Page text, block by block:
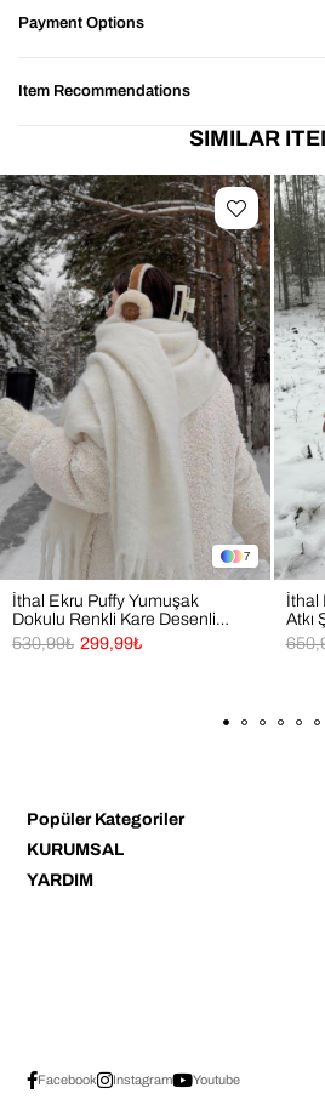
Payment Options
Item Recommendations
SIMILAR
7
İthal Ekru Puffy Yumuşak
Dokulu Renkli Kare Desenli
Atkı Şal Omuz Şalı
299,99₺
530,99₺
İthal
Atkı
Popüler Kategoriler
KURUMSAL
YARDIM
Facebook Instagram Youtube